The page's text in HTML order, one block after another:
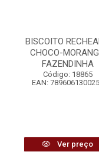
BISCOITO
CHOCO-
FAZENDINHA
Código: 18865
EAN:
Ver preço